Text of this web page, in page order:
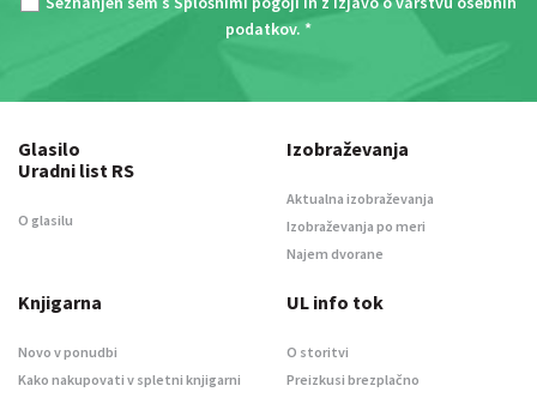
podatkov. *
Glasilo
Uradni list RS
O glasilu
Izobraževanja
Aktualna izobraževanja
Izobraževanja po meri
Najem dvorane
Knjigarna
Novo v ponudbi
Kako nakupovati v spletni knjigarni
UL info tok
O storitvi
Preizkusi brezplačno